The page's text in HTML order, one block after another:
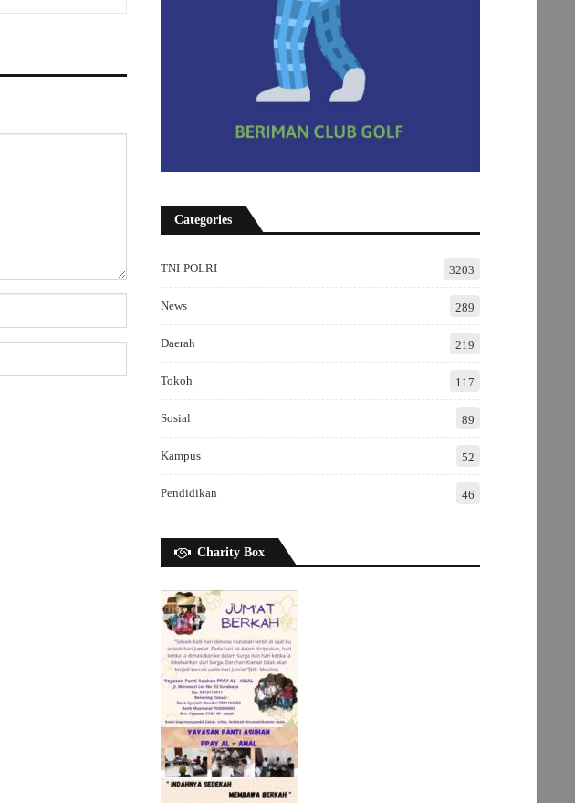
Categories
TNI-POLRI 3203
News 289
Daerah 219
Tokoh 117
Sosial 89
Kampus 52
Pendidikan 46
Charity Box